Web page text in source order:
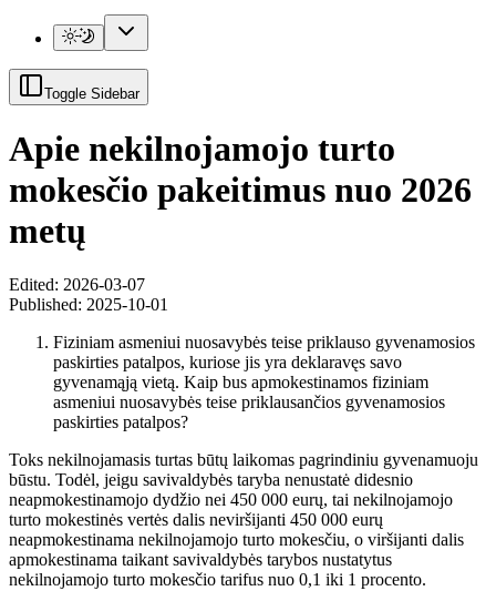
Toggle Sidebar
Apie nekilnojamojo turto
mokesčio pakeitimus nuo 2026
metų
Edited: 2026-03-07
Published: 2025-10-01
Fiziniam asmeniui nuosavybės teise priklauso gyvenamosios
paskirties patalpos, kuriose jis yra deklaravęs savo
gyvenamąją vietą. Kaip bus apmokestinamos fiziniam
asmeniui nuosavybės teise priklausančios gyvenamosios
paskirties patalpos?
Toks nekilnojamasis turtas būtų laikomas pagrindiniu gyvenamuoju
būstu. Todėl, jeigu savivaldybės taryba nenustatė didesnio
neapmokestinamojo dydžio nei 450 000 eurų, tai nekilnojamojo
turto mokestinės vertės dalis neviršijanti 450 000 eurų
neapmokestinama nekilnojamojo turto mokesčiu, o viršijanti dalis
apmokestinama taikant savivaldybės tarybos nustatytus
nekilnojamojo turto mokesčio tarifus nuo 0,1 iki 1 procento.